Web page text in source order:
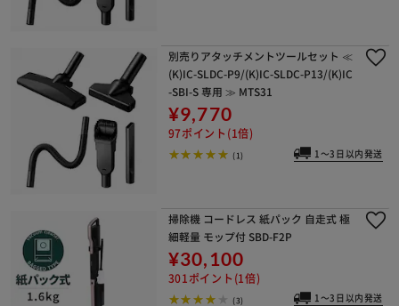
別売りアタッチメントツールセット ≪
(K)IC-SLDC-P9/(K)IC-SLDC-P13/(K)IC
-SBI-S 専用 ≫ MTS31
¥9,770
97ポイント(1倍)
(1) 1～3日以内発送
掃除機 コードレス 紙パック 自走式 極
細軽量 モップ付 SBD-F2P
¥30,100
301ポイント(1倍)
(3) 1～3日以内発送